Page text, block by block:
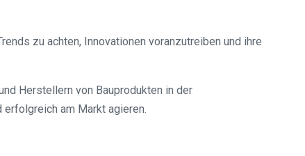
zu achten, Innovationen voranzutreiben und ihre
Herstellern von Bauprodukten in der
am Markt agieren.